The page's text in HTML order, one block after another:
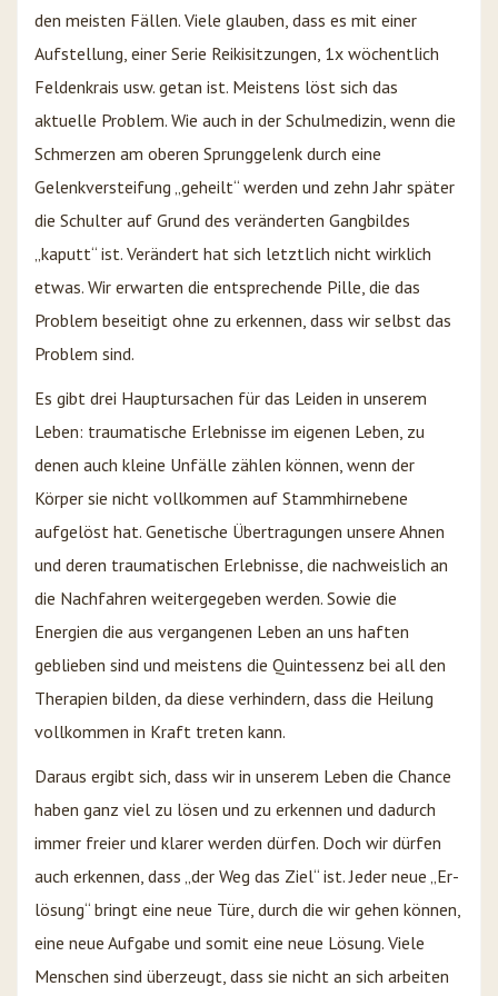
den meisten Fällen. Viele glauben, dass es mit einer
Aufstellung, einer Serie Reikisitzungen, 1x wöchentlich
Feldenkrais usw. getan ist. Meistens löst sich das
aktuelle Problem. Wie auch in der Schulmedizin, wenn die
Schmerzen am oberen Sprunggelenk durch eine
Gelenkversteifung „geheilt“ werden und zehn Jahr später
die Schulter auf Grund des veränderten Gangbildes
„kaputt“ ist. Verändert hat sich letztlich nicht wirklich
etwas. Wir erwarten die entsprechende Pille, die das
Problem beseitigt ohne zu erkennen, dass wir selbst das
Problem sind.
Es gibt drei Hauptursachen für das Leiden in unserem
Leben: traumatische Erlebnisse im eigenen Leben, zu
denen auch kleine Unfälle zählen können, wenn der
Körper sie nicht vollkommen auf Stammhirnebene
aufgelöst hat. Genetische Übertragungen unsere Ahnen
und deren traumatischen Erlebnisse, die nachweislich an
die Nachfahren weitergegeben werden. Sowie die
Energien die aus vergangenen Leben an uns haften
geblieben sind und meistens die Quintessenz bei all den
Therapien bilden, da diese verhindern, dass die Heilung
vollkommen in Kraft treten kann.
Daraus ergibt sich, dass wir in unserem Leben die Chance
haben ganz viel zu lösen und zu erkennen und dadurch
immer freier und klarer werden dürfen. Doch wir dürfen
auch erkennen, dass „der Weg das Ziel“ ist. Jeder neue „Er-
lösung“ bringt eine neue Türe, durch die wir gehen können,
eine neue Aufgabe und somit eine neue Lösung. Viele
Menschen sind überzeugt, dass sie nicht an sich arbeiten